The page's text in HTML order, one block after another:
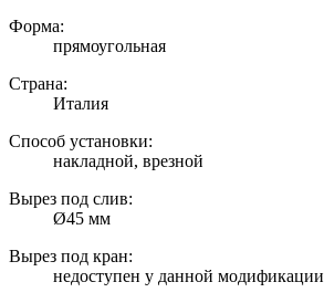
Форма:
прямоугольная
Страна:
Италия
Способ установки:
накладной, врезной
Вырез под слив:
Ø45 мм
Вырез под кран:
недоступен у данной модификации